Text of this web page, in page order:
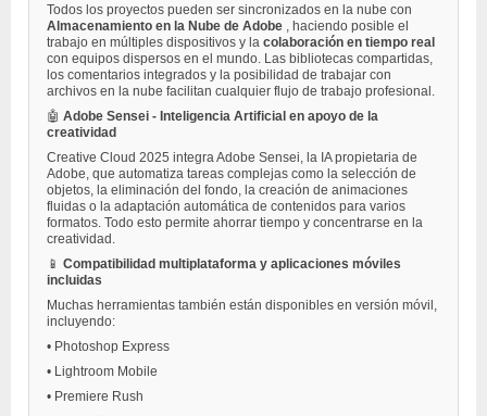
Todos los proyectos pueden ser sincronizados en la nube con
Almacenamiento en la Nube de Adobe
, haciendo posible el
trabajo en múltiples dispositivos y la colaboración en tiempo real
con equipos dispersos en el mundo. Las bibliotecas compartidas,
los comentarios integrados y la posibilidad de trabajar con
archivos en la nube facilitan cualquier flujo de trabajo profesional.
🤖 Adobe Sensei - Inteligencia Artificial en apoyo de la
creatividad
Creative Cloud 2025 integra Adobe Sensei, la IA propietaria de
Adobe, que automatiza tareas complejas como la selección de
objetos, la eliminación del fondo, la creación de animaciones
fluidas o la adaptación automática de contenidos para varios
formatos. Todo esto permite ahorrar tiempo y concentrarse en la
creatividad.
📱 Compatibilidad multiplataforma y aplicaciones móviles
incluidas
Muchas herramientas también están disponibles en versión móvil,
incluyendo:
• Photoshop Express
• Lightroom Mobile
• Premiere Rush